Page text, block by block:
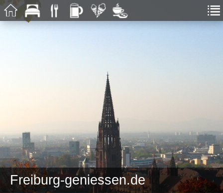
Freiburg-geniessen.de